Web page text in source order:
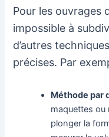
Pour les ouvrages
impossible à
d’autres
précises. Par
Méthode par
maquettes ou
plonger la